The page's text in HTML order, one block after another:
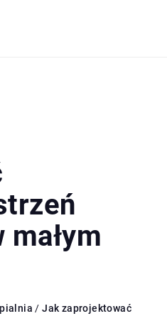
/Jak zaprojektować